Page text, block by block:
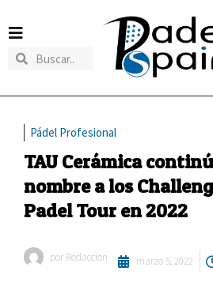
Pádel Profesional
TAU Cerámica
nombre a los
Padel Tour en 2022
por Redaccion marzo 5, 2022